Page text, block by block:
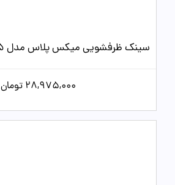
سینک ظرفشویی میکس پلاس مدل 9041S45
28,975,000 تومان